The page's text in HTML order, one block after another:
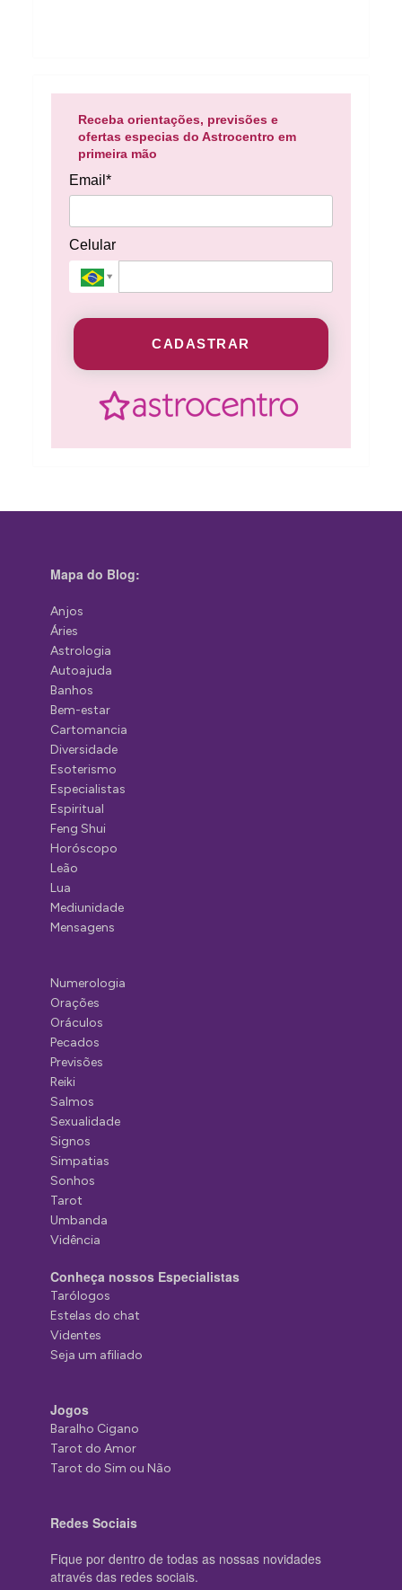
Receba orientações, previsões e
ofertas especias do Astrocentro em
primeira mão
Email*
Celular
CADASTRAR
Mapa do Blog:
Anjos
Áries
Astrologia
Autoajuda
Banhos
Bem-estar
Cartomancia
Diversidade
Esoterismo
Especialistas
Espiritual
Feng Shui
Horóscopo
Leão
Lua
Mediunidade
Mensagens
Numerologia
Orações
Oráculos
Pecados
Previsões
Reiki
Salmos
Sexualidade
Signos
Simpatias
Sonhos
Tarot
Umbanda
Vidência
Conheça nossos Especialistas
Tarólogos
Estelas do chat
Videntes
Seja um afiliado
Jogos
Baralho Cigano
Tarot do Amor
Tarot do Sim ou Não
Redes Sociais
Fique por dentro de todas as nossas novidades
através das redes sociais.